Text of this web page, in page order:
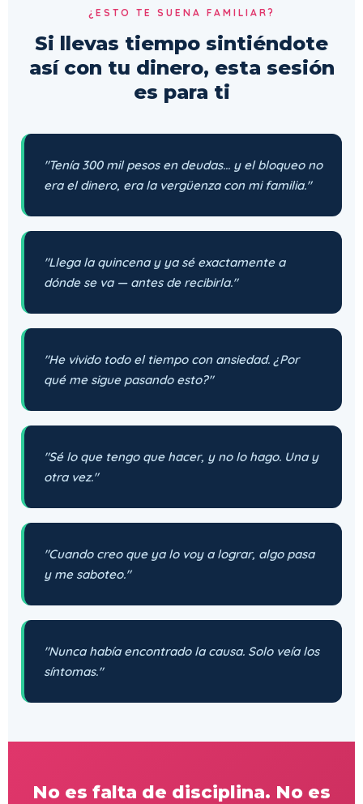
¿ESTO TE SUENA FAMILIAR?
Si llevas tiempo sintiéndote
así con tu dinero, esta sesión
es para ti
"Tenía 300 mil pesos en deudas... y el bloqueo no
era el dinero, era la vergüenza con mi familia."
"Llega la quincena y ya sé exactamente a
dónde se va — antes de recibirla."
"He vivido todo el tiempo con ansiedad. ¿Por
qué me sigue pasando esto?"
"Sé lo que tengo que hacer, y no lo hago. Una y
otra vez."
"Cuando creo que ya lo voy a lograr, algo pasa
y me saboteo."
"Nunca había encontrado la causa. Solo veía los
síntomas."
No es falta de disciplina. No es